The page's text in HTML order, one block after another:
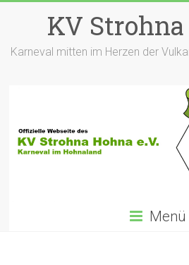
KV
Karneval mitten im Herzen der
Menü